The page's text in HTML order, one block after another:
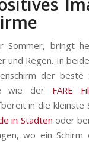
Sommer, bringt
und Regen. In
der beste
wie der FARE
in die kleinste
in Städten oder
wo ein Schirm